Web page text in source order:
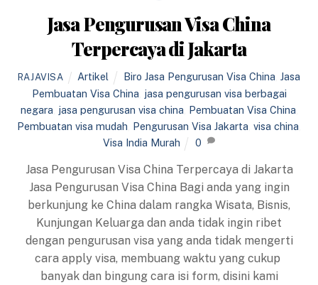
Jasa Pengurusan Visa China
Terpercaya di Jakarta
RAJAVISA Artikel Biro Jasa Pengurusan Visa China ,Jasa
Pembuatan Visa China jasa pengurusan visa berbagai
negara jasa pengurusan visa china Pembuatan Visa China
Pembuatan visa mudah Pengurusan Visa Jakarta visa china
Visa India Murah
0
Jasa Pengurusan Visa China Terpercaya di Jakarta
Jasa Pengurusan Visa China Bagi anda yang ingin
berkunjung ke China dalam rangka Wisata, Bisnis,
Kunjungan Keluarga dan anda tidak ingin ribet
dengan pengurusan visa yang anda tidak mengerti
cara apply visa, membuang waktu yang cukup
banyak dan bingung cara isi form, disini kami